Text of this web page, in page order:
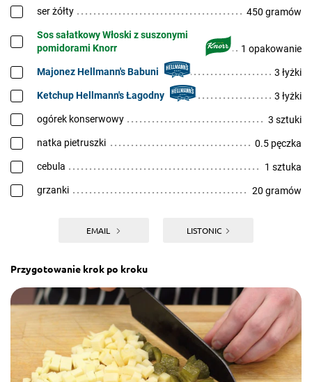
ser żółty 450 gramów
Sos sałatkowy Włoski z suszonymi
pomidorami Knorr
1 opakowanie
Majonez Hellmann's Babuni 3 łyżki
Ketchup Hellmann's Łagodny 3 łyżki
ogórek konserwowy 3 sztuki
natka pietruszki 0.5 pęczka
cebula 1 sztuka
grzanki 20 gramów
EMAIL LISTONIC
Przygotowanie krok po kroku